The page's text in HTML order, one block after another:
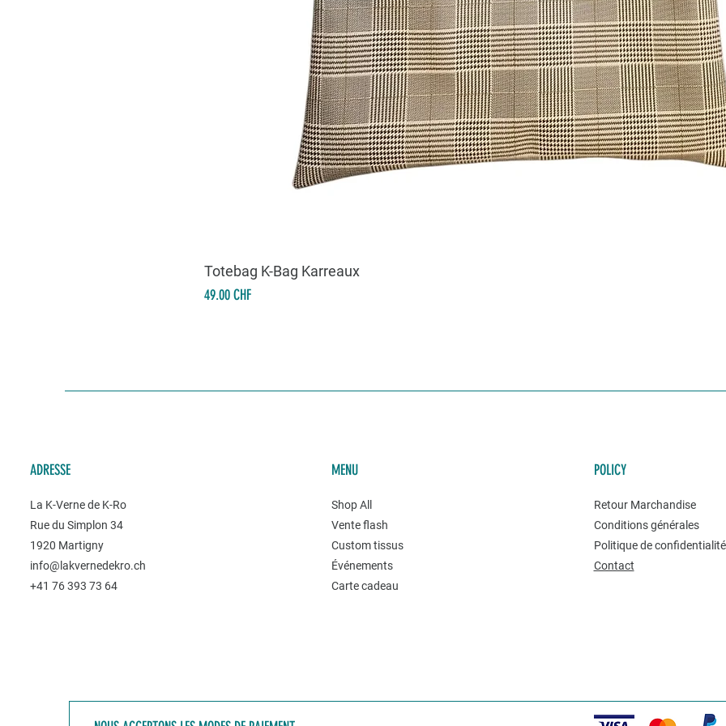
Totebag K-Bag Karreaux
Prix
49.00 CHF
ADRESSE
La K-Verne de K-Ro
Rue du Simplon 34
1920 Martigny
info@lakvernedekro.ch
+41 76 393 73 64
MENU
Shop All
Vente flash
Custom tissus
Événements
Carte cadeau
POLICY
Retour Marchandise
Conditions générales
Politique de
Contact